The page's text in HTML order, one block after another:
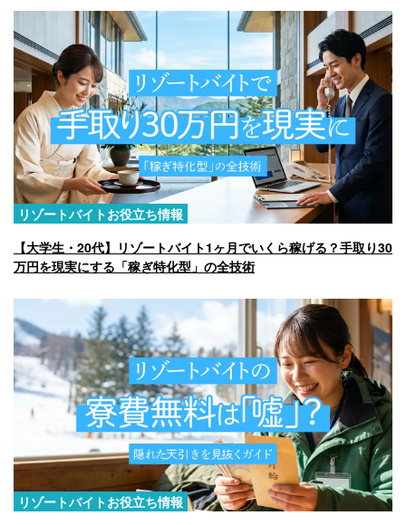
リゾートバイトお役立ち情報
【大学生・20代】リゾートバイト1ヶ月でいくら稼げる？手取り30
万円を現実にする「稼ぎ特化型」の全技術
リゾートバイトお役立ち情報